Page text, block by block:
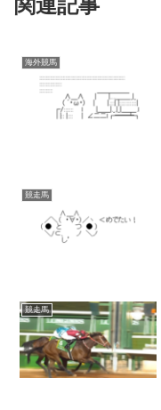
関連記事
海外競馬
競走馬
競走馬